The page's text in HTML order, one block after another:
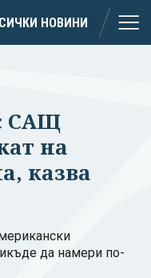
НОВИНИ
САЩ
на
казва
да намери по-